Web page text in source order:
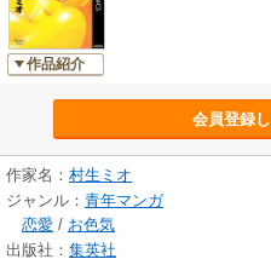
作品紹介
会員登録
作家名： 村生ミオ
ジャンル： 青年マンガ
恋愛 / お色気
出版社： 集英社